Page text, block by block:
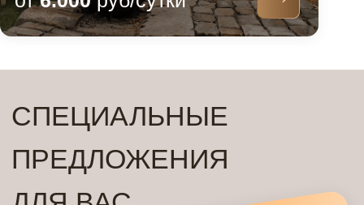
Отправить
УСЛОВИЯ
БРОНИРОВАНИЯ
КОТТЕДЖЕЙ